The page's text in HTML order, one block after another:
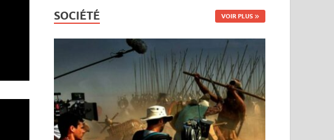
SOCIÉTÉ VOIR PLUS